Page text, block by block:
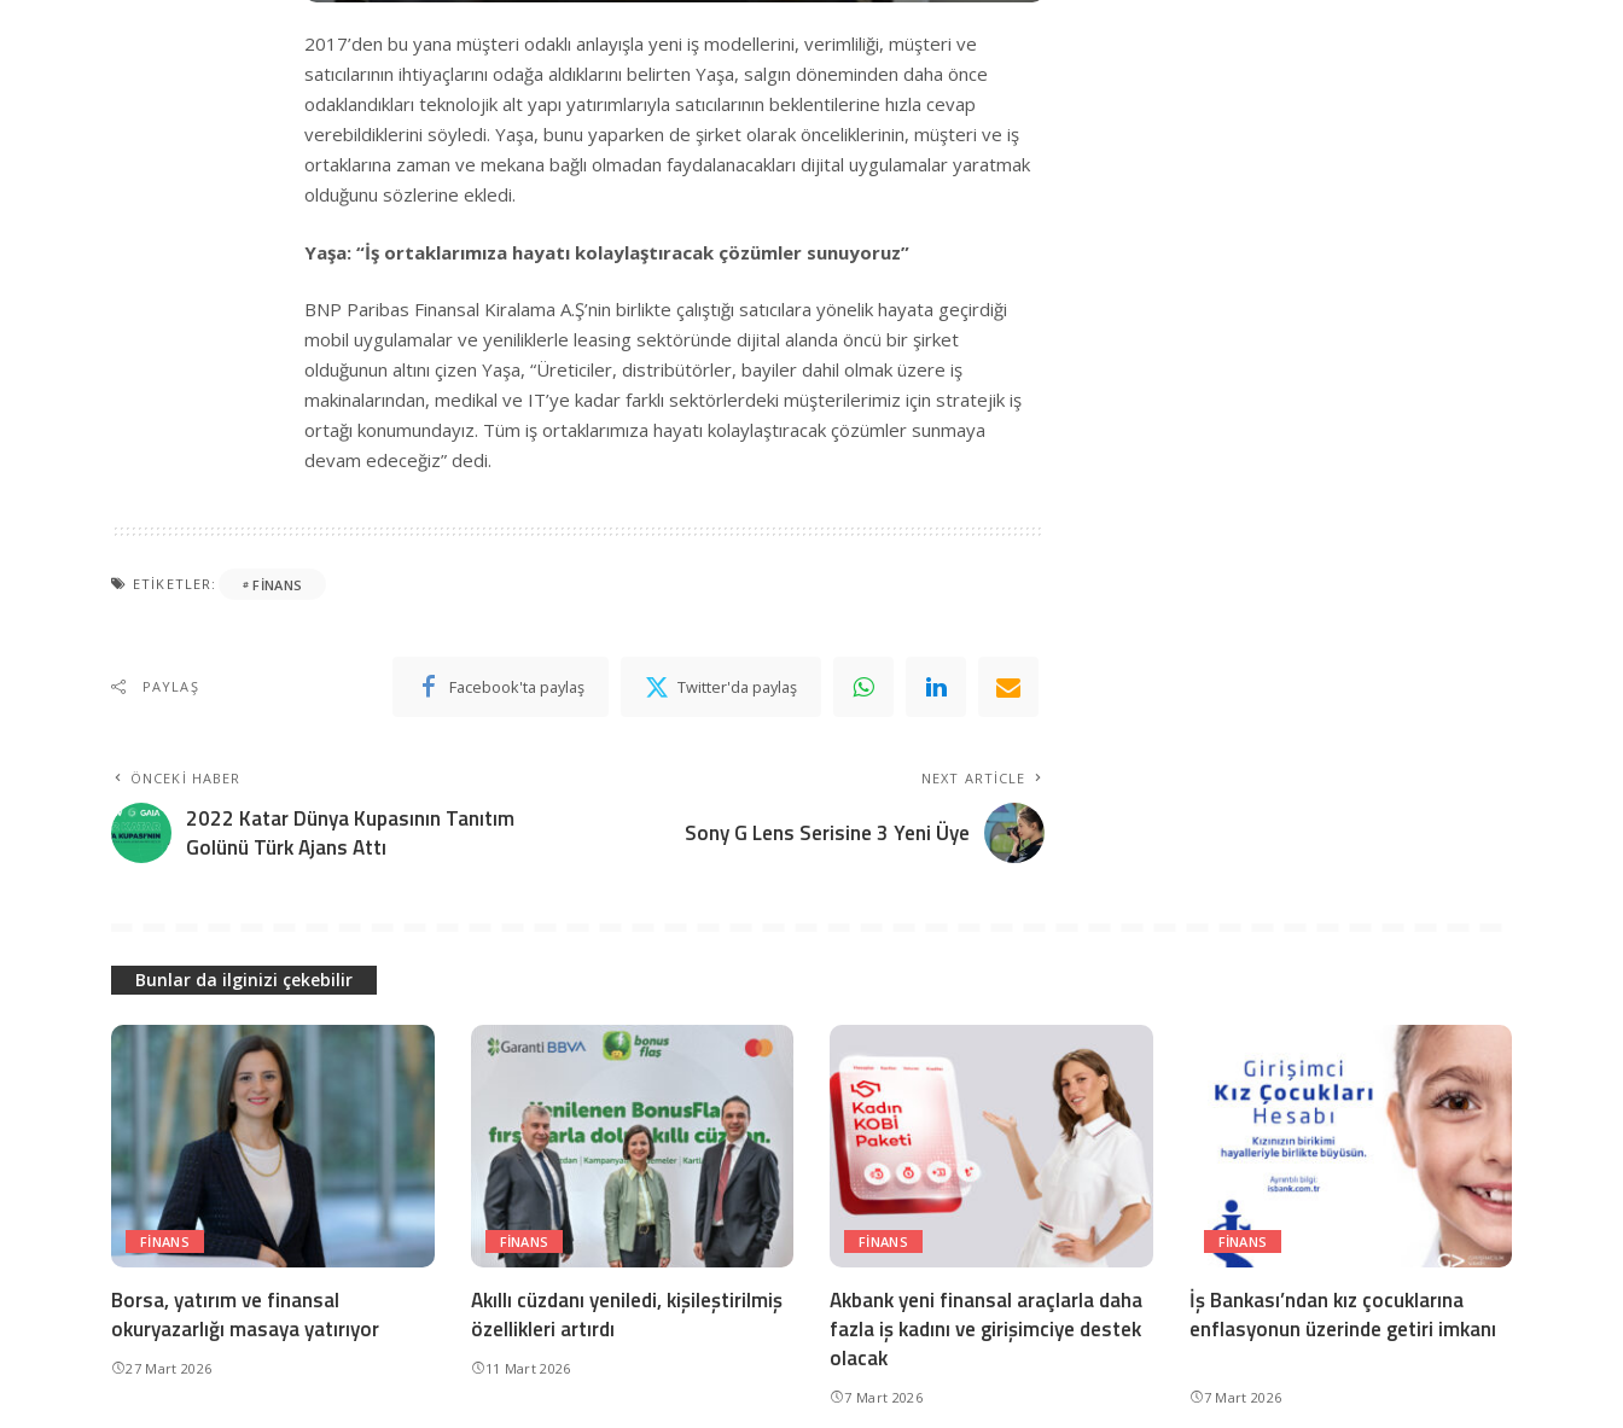
2017’den bu yana müşteri odaklı anlayışla yeni iş modellerini, verimliliği, müşteri ve
satıcılarının ihtiyaçlarını odağa aldıklarını belirten Yaşa, salgın döneminden daha önce
odaklandıkları teknolojik alt yapı yatırımlarıyla satıcılarının beklentilerine hızla cevap
verebildiklerini söyledi. Yaşa, bunu yaparken de şirket olarak önceliklerinin, müşteri ve iş
ortaklarına zaman ve mekana bağlı olmadan faydalanacakları dijital uygulamalar yaratmak
olduğunu sözlerine ekledi.
Yaşa: “İş ortaklarımıza hayatı kolaylaştıracak çözümler sunuyoruz”
BNP Paribas Finansal Kiralama A.Ş’nin birlikte çalıştığı satıcılara yönelik hayata geçirdiği
mobil uygulamalar ve yeniliklerle leasing sektöründe dijital alanda öncü bir şirket
olduğunun altını çizen Yaşa, “Üreticiler, distribütörler, bayiler dahil olmak üzere iş
makinalarından, medikal ve IT’ye kadar farklı sektörlerdeki müşterilerimiz için stratejik iş
ortağı konumundayız. Tüm iş ortaklarımıza hayatı kolaylaştıracak çözümler sunmaya
devam edeceğiz” dedi.
ETIKETLER: FINANS
PAYLAŞ Facebook'ta paylaş Twitter'da paylaş
ÖNCEKI HABER
2022 Katar Dünya Kupasının Tanıtım
Golünü Türk Ajans Attı
NEXT ARTICLE
Sony G Lens Serisine 3 Yeni Üye
Bunlar da ilginizi çekebilir
FINANS
Borsa, yatırım ve finansal
okuryazarlığı masaya yatırıyor
27 Mart 2026
FINANS
Akıllı cüzdanı yeniledi, kişileştirilmiş
özellikleri artırdı
11 Mart 2026
FINANS
Akbank yeni finansal araçlarla daha
fazla iş kadını ve girişimciye destek
olacak
7 Mart 2026
FINANS
İş Bankası’ndan kız çocuklarına
enflasyonun üzerinde getiri imkanı
7 Mart 2026